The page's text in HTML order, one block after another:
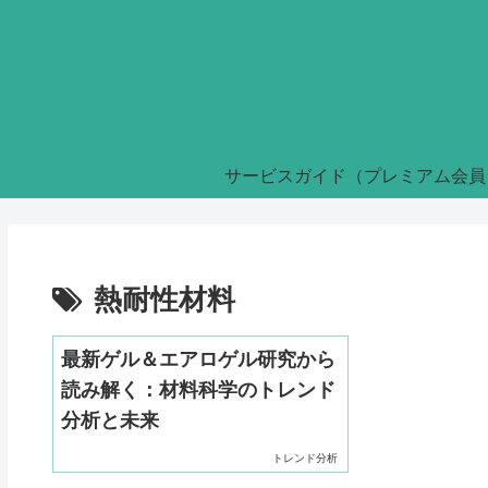
サービスガイド（プレミアム会
熱耐性材料
最新ゲル＆エアロゲル研究から
読み解く：材料科学のトレンド
分析と未来
トレンド分析